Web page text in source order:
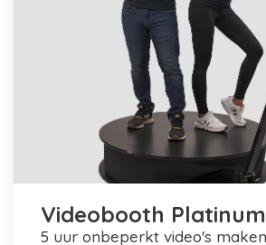
Videobooth Platinum
5 uur onbeperkt video's maken + personele